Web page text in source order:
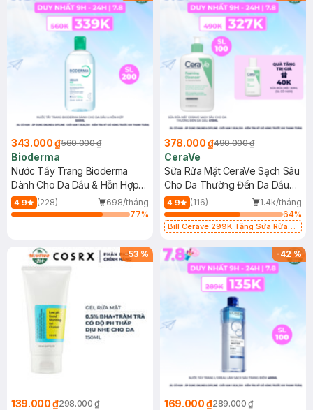
343.000 ₫560.000 ₫
Bioderma
Nước Tẩy Trang Bioderma
Dành Cho Da Dầu & Hỗn Hợp
500ml
4.9 (228)
698/tháng
77%
378.000 ₫490.000 ₫
CeraVe
Sữa Rửa Mặt CeraVe Sạch Sâu
Cho Da Thường Đến Da Dầu
473ml
4.9 (116)
1.4k/tháng
64%
Bill Cerave 299K Tặng Sữa Rửa
-53 %
139.000 ₫298.000 ₫
-42%
169.000 ₫289.000 ₫